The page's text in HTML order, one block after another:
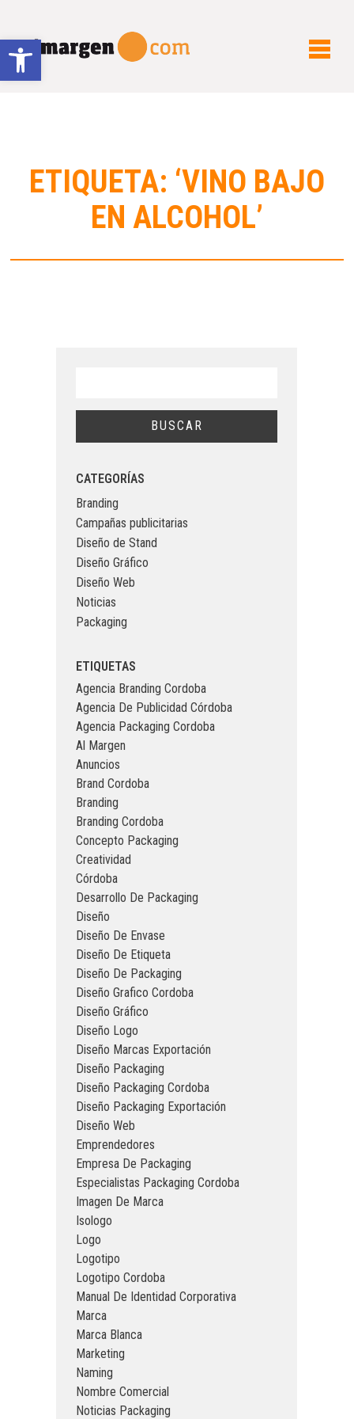
Abrir barra de herramientas
ETIQUETA: ‘VINO BAJO
EN ALCOHOL’
CATEGORÍAS
Branding
Campañas publicitarias
Diseño de Stand
Diseño Gráfico
Diseño Web
Noticias
Packaging
ETIQUETAS
Agencia Branding Cordoba
Agencia De Publicidad Córdoba
Agencia Packaging Cordoba
Al Margen
Anuncios
Brand Cordoba
Branding
Branding Cordoba
Concepto Packaging
Creatividad
Córdoba
Desarrollo De Packaging
Diseño
Diseño De Envase
Diseño De Etiqueta
Diseño De Packaging
Diseño Grafico Cordoba
Diseño Gráfico
Diseño Logo
Diseño Marcas Exportación
Diseño Packaging
Diseño Packaging Cordoba
Diseño Packaging Exportación
Diseño Web
Emprendedores
Empresa De Packaging
Especialistas Packaging Cordoba
Imagen De Marca
Isologo
Logo
Logotipo
Logotipo Cordoba
Manual De Identidad Corporativa
Marca
Marca Blanca
Marketing
Naming
Nombre Comercial
Noticias Packaging